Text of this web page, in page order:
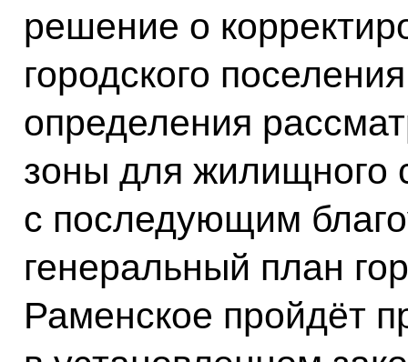
решение о
городского
определения
зоны для жилищного
с последующим
генеральный план
Раменское пройдёт